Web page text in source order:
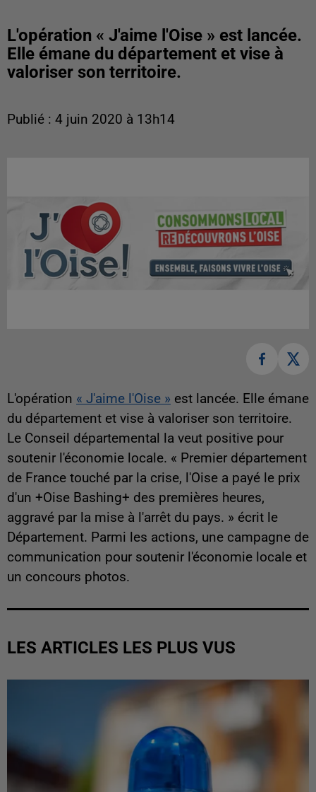
L'opération « J'aime l'Oise » est lancée.
Elle émane du département et vise à
valoriser son territoire.
Publié : 4 juin 2020 à 13h14
L'opération « J'aime l'Oise » est lancée. Elle émane
du département et vise à valoriser son territoire.
Le Conseil départemental la veut positive pour
soutenir l'économie locale. « Premier département
de France touché par la crise, l'Oise a payé le prix
d'un +Oise Bashing+ des premières heures,
aggravé par la mise à l'arrêt du pays. » écrit le
Département. Parmi les actions, une campagne de
communication pour soutenir l'économie locale et
un concours photos.
LES ARTICLES LES PLUS VUS